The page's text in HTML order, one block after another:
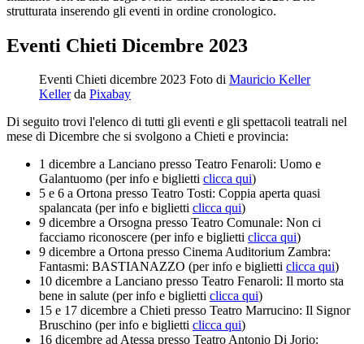
strutturata inserendo gli eventi in ordine cronologico.
Eventi Chieti Dicembre 2023
Eventi Chieti dicembre 2023 Foto di Mauricio Keller
Kellerda Pixabay
Di seguito trovi l'elenco di tutti gli eventi e gli spettacoli teatrali nel
mese di Dicembre che si svolgono a Chieti e provincia:
1 dicembre a Lanciano presso Teatro Fenaroli: Uomo e
Galantuomo (per info e biglietti clicca qui)
5 e 6 a Ortona presso Teatro Tosti: Coppia aperta quasi
spalancata (per info e biglietti clicca qui)
9 dicembre a Orsogna presso Teatro Comunale: Non ci
facciamo riconoscere (per info e biglietti clicca qui)
9 dicembre a Ortona presso Cinema Auditorium Zambra:
Fantasmi: BASTIANAZZO (per info e biglietti clicca qui)
10 dicembre a Lanciano presso Teatro Fenaroli: Il morto sta
bene in salute (per info e biglietti clicca qui)
15 e 17 dicembre a Chieti presso Teatro Marrucino: Il Signor
Bruschino (per info e biglietti clicca qui)
16 dicembre ad Atessa presso Teatro Antonio Di Jorio: